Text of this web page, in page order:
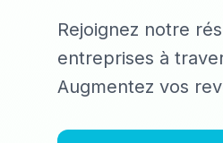
Rejoignez notre
entreprises à
Augmentez vos